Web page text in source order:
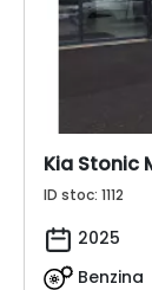
Kia Stonic
ID stoc: 1112
2025
Benzina